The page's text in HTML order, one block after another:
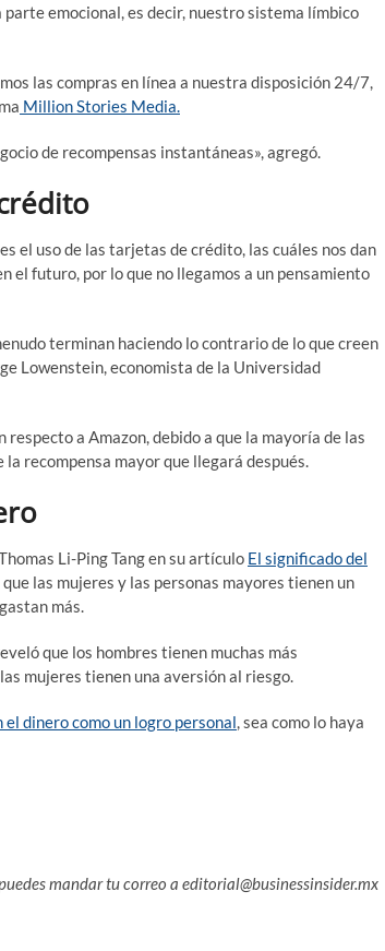
emocional, es decir, nuestro sistema límbico
las compras en línea a nuestra disposición 24/7,
Million Stories Media.
de recompensas instantáneas», agregó.
el uso de las tarjetas de crédito, las cuáles nos dan
el futuro, por lo que no llegamos a un pensamiento
terminan haciendo lo contrario de lo que creen
Lowenstein, economista de la Universidad
a Amazon, debido a que la mayoría de las
recompensa mayor que llegará después.
Li-Ping Tang en su artículo El significado del
que las mujeres y las personas mayores tienen un
más.
que los hombres tienen muchas más
mujeres tienen una aversión al riesgo.
dinero como un logro personal, sea como lo haya
mandar tu correo a editorial@businessinsider.mx